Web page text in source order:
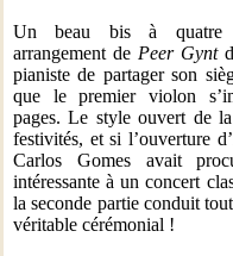
Un beau bis à quatre
arrangement de Peer Gynt
pianiste de partager son
que le premier violon
pages. Le style ouvert de
festivités, et si l’ouverture d’
Carlos Gomes avait
intéressante à un concert
la seconde partie conduit
véritable cérémonial !